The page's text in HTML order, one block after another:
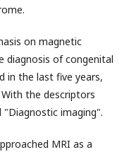
on magnetic
diagnosis of congenital
in the last five years,
the descriptors
"Diagnostic imaging".
MRI as a